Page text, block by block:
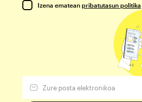
Izena ematean pribatutasun politika